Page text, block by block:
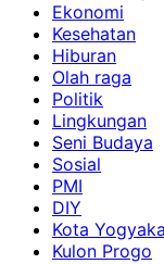
Ekonomi
Kesehatan
Hiburan
Olah raga
Politik
Lingkungan
Seni Budaya
Sosial
PMI
DIY
Kota
Kulon Progo